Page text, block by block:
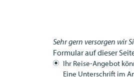
Sehr gern versorgen wir
Formular auf dieser
Ihr Reise-Angebot
Eine Unterschrift im